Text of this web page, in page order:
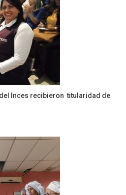
del Inces recibieron titularidad de